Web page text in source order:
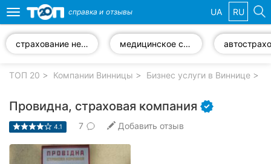
компании
рубрики:
Toggle
navigation
справка и отзывы UA RU
страхование недвижимости медицинское страхование
ТОП 20 Компании Винницы Бизнес услуги в Виннице
Провидна, страховая компания
4.1 7 Добавить отзыв